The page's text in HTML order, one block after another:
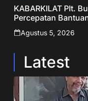
KABARKILAT Plt.
Percepatan
– Sentralberita
Agustus 5, 2026
Latest